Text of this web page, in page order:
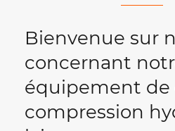
Bienvenue sur
concernant
équipement de
compression